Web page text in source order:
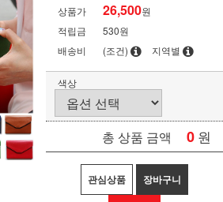
상품가 26,500원
적립금
530원
배송비
(조건) 지역별
색상
총 상품 금액 0 원
관심상품 장바구니